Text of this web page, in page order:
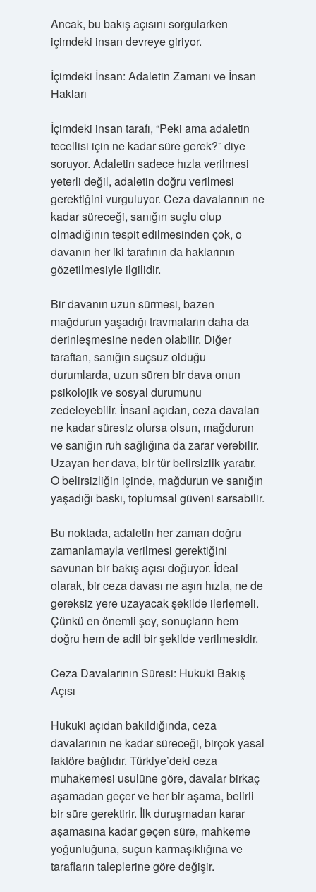
Ancak, bu bakış açısını sorgularken
içimdeki insan devreye giriyor.
İçimdeki İnsan: Adaletin Zamanı ve İnsan
Hakları
İçimdeki insan tarafı, “Peki ama adaletin
tecellisi için ne kadar süre gerek?” diye
soruyor. Adaletin sadece hızla verilmesi
yeterli değil, adaletin doğru verilmesi
gerektiğini vurguluyor. Ceza davalarının ne
kadar süreceği, sanığın suçlu olup
olmadığının tespit edilmesinden çok, o
davanın her iki tarafının da haklarının
gözetilmesiyle ilgilidir.
Bir davanın uzun sürmesi, bazen
mağdurun yaşadığı travmaların daha da
derinleşmesine neden olabilir. Diğer
taraftan, sanığın suçsuz olduğu
durumlarda, uzun süren bir dava onun
psikolojik ve sosyal durumunu
zedeleyebilir. İnsani açıdan, ceza davaları
ne kadar süresiz olursa olsun, mağdurun
ve sanığın ruh sağlığına da zarar verebilir.
Uzayan her dava, bir tür belirsizlik yaratır.
O belirsizliğin içinde, mağdurun ve sanığın
yaşadığı baskı, toplumsal güveni sarsabilir.
Bu noktada, adaletin her zaman doğru
zamanlamayla verilmesi gerektiğini
savunan bir bakış açısı doğuyor. İdeal
olarak, bir ceza davası ne aşırı hızla, ne de
gereksiz yere uzayacak şekilde ilerlemeli.
Çünkü en önemli şey, sonuçların hem
doğru hem de adil bir şekilde verilmesidir.
Ceza Davalarının Süresi: Hukuki Bakış
Açısı
Hukuki açıdan bakıldığında, ceza
davalarının ne kadar süreceği, birçok yasal
faktöre bağlıdır. Türkiye’deki ceza
muhakemesi usulüne göre, davalar birkaç
aşamadan geçer ve her bir aşama, belirli
bir süre gerektirir. İlk duruşmadan karar
aşamasına kadar geçen süre, mahkeme
yoğunluğuna, suçun karmaşıklığına ve
tarafların taleplerine göre değişir.